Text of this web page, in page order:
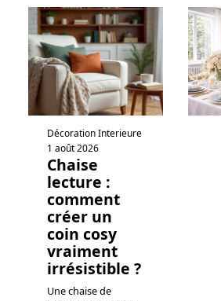
Décoration Interieure
1 août 2026
Chaise
lecture :
comment
créer un
coin cosy
vraiment
irrésistible ?
Une chaise de